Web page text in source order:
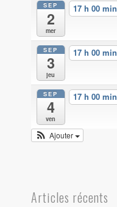
SEP
2
mer
17 h 00 min
SEP
3
jeu
17 h 00 min
SEP
4
ven
17 h 00 min
Ajouter
Articles récents